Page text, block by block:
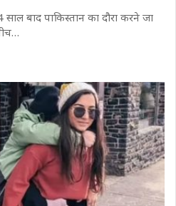
बाद पाकिस्तान का दौरा करने जा